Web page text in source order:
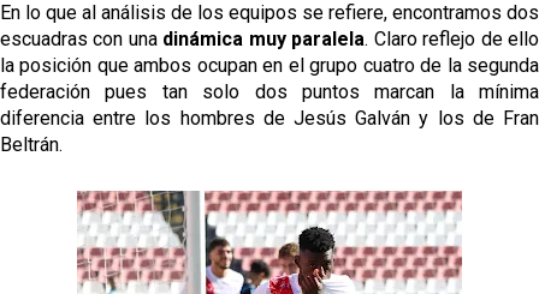
En lo que al análisis de los equipos se refiere, encontramos dos
escuadras con una dinámica muy paralela. Claro reflejo de ello
la posición que ambos ocupan en el grupo cuatro de la segunda
federación pues tan solo dos puntos marcan la mínima
diferencia entre los hombres de Jesús Galván y los de Fran
Beltrán.